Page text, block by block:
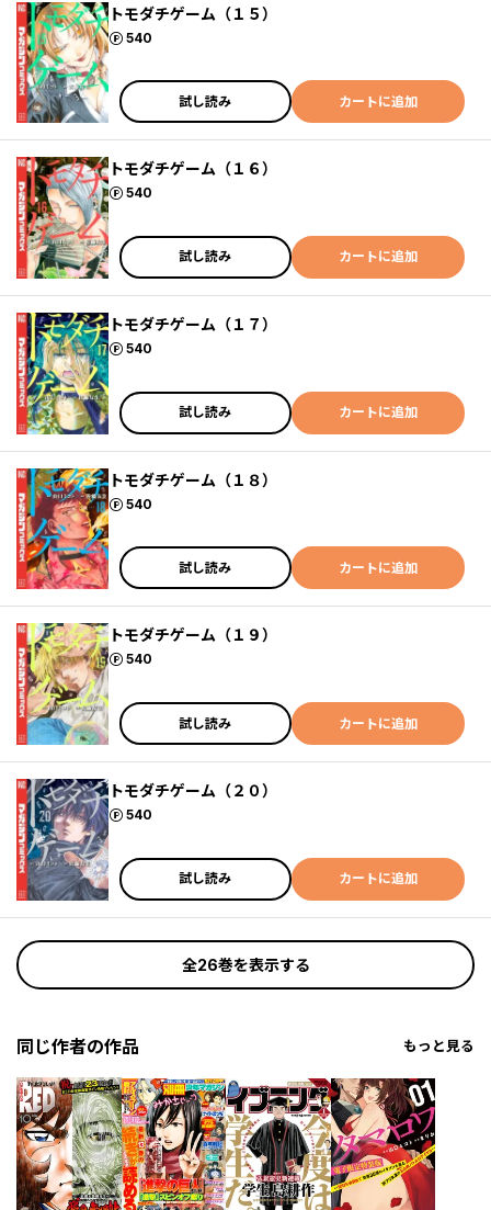
トモダチゲーム（１５）
540
ポイント
試し読み カートに追加
トモダチゲーム（１６）
540
ポイント
試し読み カートに追加
トモダチゲーム（１７）
540
ポイント
試し読み カートに追加
トモダチゲーム（１８）
540
ポイント
試し読み カートに追加
トモダチゲーム（１９）
540
ポイント
試し読み カートに追加
トモダチゲーム（２０）
540
ポイント
試し読み カートに追加
全26巻を表示する
同じ作者の作品 もっと見る